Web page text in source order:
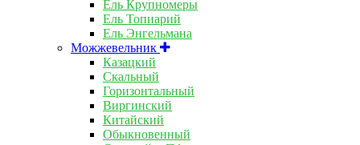
Ель Крупномеры
Ель Топиарий
Ель Энгельмана
Можжевельник
Казацкий
Скальный
Горизонтальный
Виргинский
Китайский
Обыкновенный